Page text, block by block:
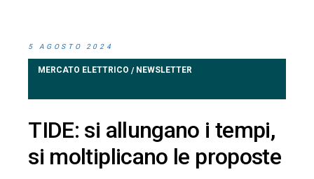
5 AGOSTO 2024
MERCATO ELETTRICO / NEWSLETTER
TIDE: si allungano i tempi,
si moltiplicano le proposte